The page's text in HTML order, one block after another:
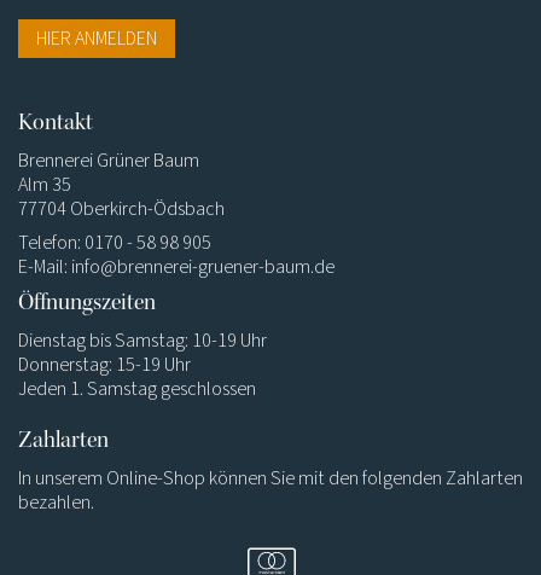
HIER ANMELDEN
Kontakt
Brennerei Grüner Baum
Alm 35
77704 Oberkirch-Ödsbach
Telefon: 0170 - 58 98 905
E-Mail: info@brennerei-gruener-baum.de
Öffnungszeiten
Dienstag bis Samstag: 10-19 Uhr
Donnerstag: 15-19 Uhr
Jeden 1. Samstag geschlossen
Zahlarten
In unserem Online-Shop können Sie mit den folgenden Zahlarten
bezahlen.